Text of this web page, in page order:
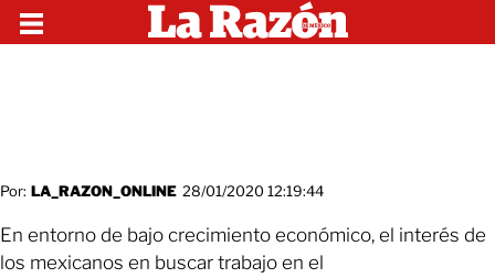
Por: LA_RAZON_ONLINE 28/01/2020 12:19:44
En entorno de bajo crecimiento económico, el interés de
los mexicanos en buscar trabajo en el